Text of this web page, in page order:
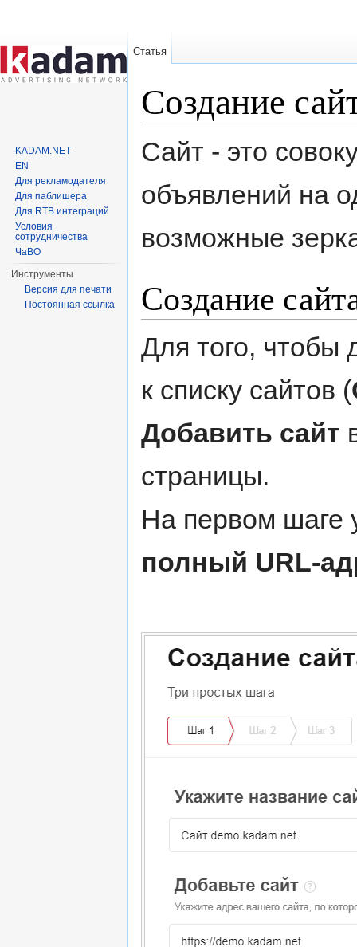
Создание
Перейти к:навигация,поиск
Сайт - это
объявлений на
возможные
Создание
Для того, чтобы
к списку сайтов (
Добавить сайт
страницы.
На первом шаге
полный URL-
Статья
KADAM.NET
EN
Для рекламодателя
Для паблишера
Для RTB интеграций
Условия
сотрудничества
ЧаВО
Инструменты
Версия для печати
Постоянная ссылка